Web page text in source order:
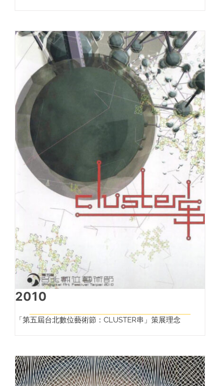
2010
「第五屆台北數位藝術節：CLUSTER串」策展理念